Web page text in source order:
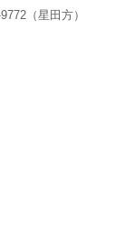
（星田方）